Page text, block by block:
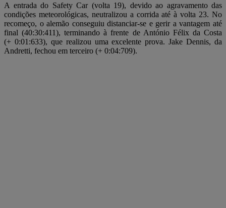
A entrada do Safety Car (volta 19), devido ao agravamento das
condições meteorológicas, neutralizou a corrida até à volta 23. No
recomeço, o alemão conseguiu distanciar-se e gerir a vantagem até
final (40:30:411), terminando à frente de António Félix da Costa
(+ 0:01:633), que realizou uma excelente prova. Jake Dennis, da
Andretti, fechou em terceiro (+ 0:04:709).